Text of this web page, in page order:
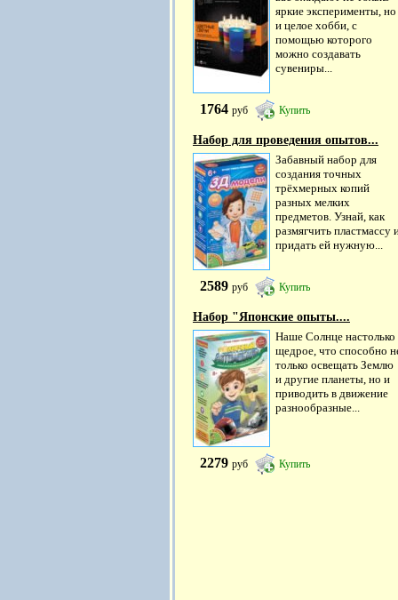
яркие эксперименты, но
и целое хобби, с
помощью которого
можно создавать
сувениры...
1764 руб Купить
Набор для проведения опытов...
Забавный набор для
создания точных
трёхмерных копий
разных мелких
предметов. Узнай, как
размягчить пластмассу
придать ей нужную...
2589 руб Купить
Набор "Японские опыты....
Наше Солнце настолько
щедрое, что способно
только освещать Землю
и другие планеты, но и
приводить в движение
разнообразные...
2279 руб Купить